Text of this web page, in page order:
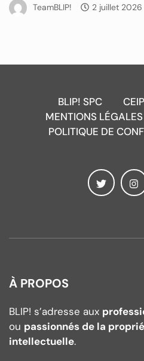
TeamBLIP! 2 juillet 2026
BLIP! SPC
MENTIONS LÉGALES
POLITIQUE DE
À PROPOS
BLIP! s’adresse aux
ou passionnés de la
intellectuelle.